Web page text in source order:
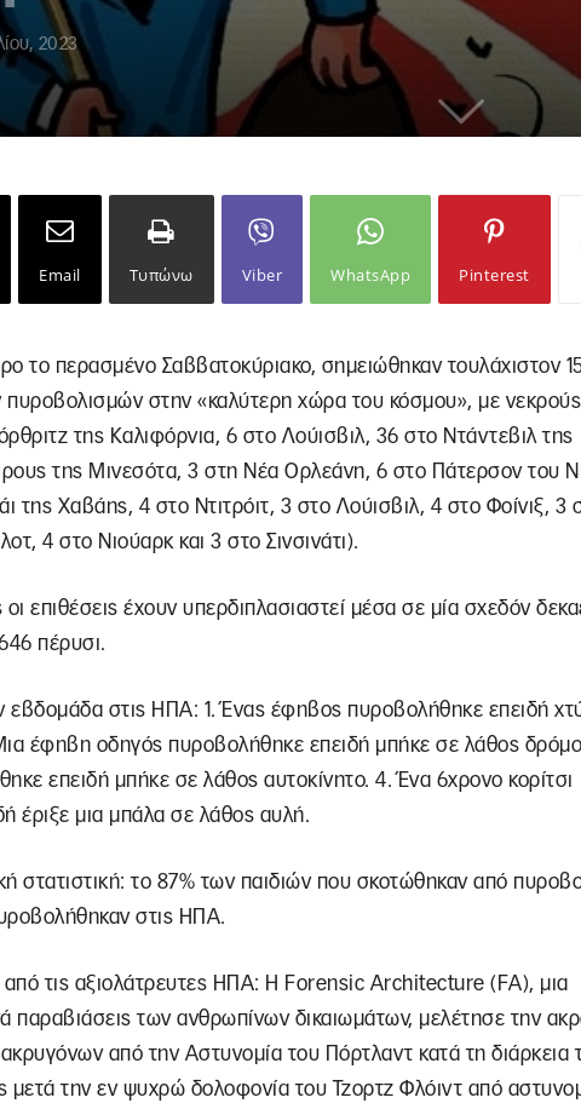
2023
Email Τυπώνω Viber WhatsApp Pinterest
το περασμένο Σαββατοκύριακο, σημειώθηκαν τουλάχιστον
πυροβολισμών στην «καλύτερη χώρα του κόσμου», με
της Καλιφόρνια, 6 στο Λούισβιλ, 36 στο Ντάντεβιλ της
της Μινεσότα, 3 στη Νέα Ορλεάνη, 6 στο Πάτερσον του
της Χαβάης, 4 στο Ντιτρόιτ, 3 στο Λούισβιλ, 4 στο Φοίνιξ, 3
4 στο Νιούαρκ και 3 στο Σινσινάτι).
επιθέσεις έχουν υπερδιπλασιαστεί μέσα σε μία σχεδόν
πέρυσι.
εβδομάδα στις ΗΠΑ: 1. Ένας έφηβος πυροβολήθηκε επειδή
έφηβη οδηγός πυροβολήθηκε επειδή μπήκε σε λάθος
επειδή μπήκε σε λάθος αυτοκίνητο. 4. Ένα 6χρονο κορίτσι
έριξε μια μπάλα σε λάθος αυλή.
στατιστική: το 87% των παιδιών που σκοτώθηκαν από
στις ΗΠΑ.
από τις αξιολάτρευτες ΗΠΑ: Η Forensic Architecture (FA), μια
παραβιάσεις των ανθρωπίνων δικαιωμάτων, μελέτησε την
από την Αστυνομία του Πόρτλαντ κατά τη διάρκεια
μετά την εν ψυχρώ δολοφονία του Τζορτζ Φλόιντ από